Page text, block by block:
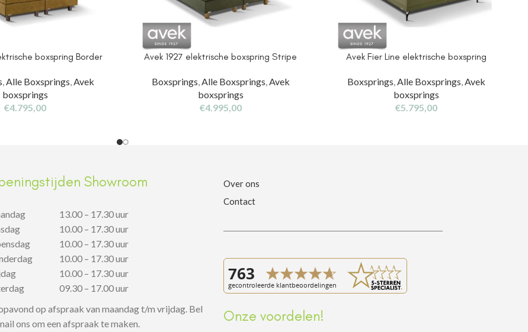
boxspring Border
,Alle Boxsprings,Avek
boxsprings
€4.795,00
Avek 1927 elektrische boxspring Stripe
Boxsprings,Alle Boxsprings,Avek
boxsprings
€4.995,00
Avek Fier Line elektrische boxspring
Boxsprings,Alle Boxsprings,Avek
boxsprings
€5.795,00
Showroom
13.00 – 17.30 uur
10.00 – 17.30 uur
10.00 – 17.30 uur
10.00 – 17.30 uur
10.00 – 17.30 uur
09.30 – 17.00 uur
op afspraak van maandag t/m vrijdag. Bel
ons om een afspraak te maken.
Over ons
Contact
Onze voordelen!